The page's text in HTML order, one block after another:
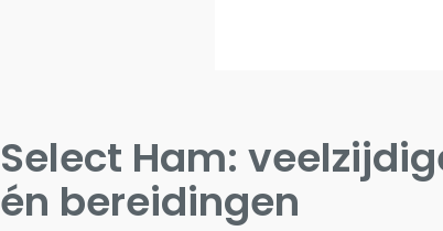
Select Ham:
én bereidingen